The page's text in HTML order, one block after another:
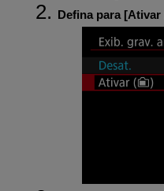
Defina para [Ativar